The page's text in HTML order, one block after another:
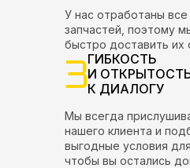
У нас отработаны
запчастей, поэтому
быстро доставить их
3ГИБКОСТЬ
И
К ДИАЛОГУ
Мы всегда
нашего клиента и
выгодные условия
чтобы вы остались